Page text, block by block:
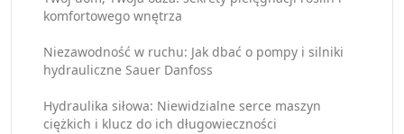
komfortowego wnętrza
Niezawodność w ruchu: Jak dbać o pompy i silniki
hydrauliczne Sauer Danfoss
Hydraulika siłowa: Niewidzialne serce maszyn
ciężkich i klucz do ich długowieczności